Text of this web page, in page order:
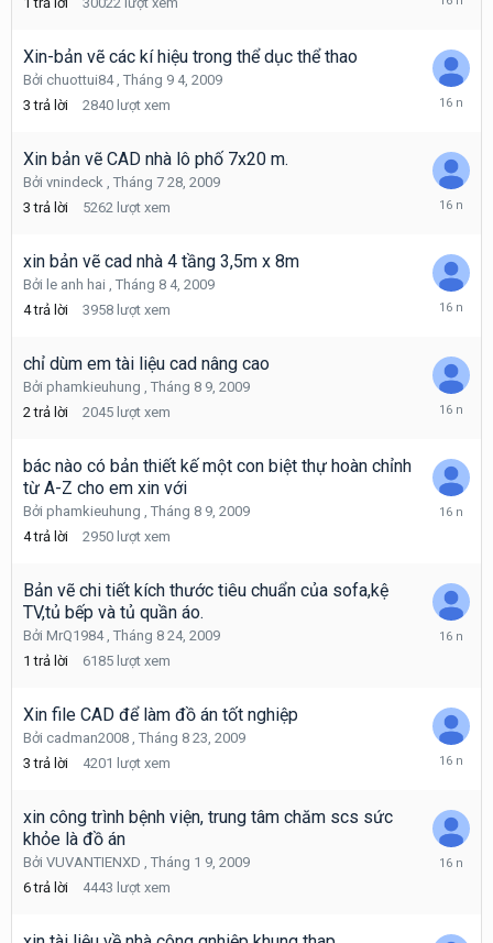
2009
Xin-bản vẽ các kí hiệu trong thể dục thể thao
Bởi chuottui84, Tháng 9 4, 2009
3 trả lời 2840 lượt xem
Tháng
2009
Xin bản vẽ CAD nhà lô phố 7x20 m.
Bởi vnindeck , Tháng 7 28, 2009
3 trả lời 5262 lượt xem
Tháng
2009
xin bản vẽ cad nhà 4 tầng 3,5m x 8m
Bởi le anh hai , Tháng 8 4, 2009
4 trả lời 3958 lượt xem
Tháng
2009
chỉ dùm em tài liệu cad nâng cao
Bởi phamkieuhung , Tháng 8 9, 2009
2 trả lời 2045 lượt xem
Tháng
2009
bác nào có bản thiết kế một con biệt thự hoàn chỉnh
từ A-Z cho em xin với
Bởi phamkieuhung , Tháng 8 9, 2009
4 trả lời 2950 lượt xem
Tháng
Bản vẽ chi tiết kích thước tiêu chuẩn của sofa,kệ
TV,tủ bếp và tủ quần áo.
Bởi MrQ1984, Tháng 8 24, 2009
1 trả lời 6185 lượt xem
Tháng
Xin file CAD để làm đồ án tốt nghiệp
Bởi cadman2008 , Tháng 8 23, 2009
3 trả lời 4201 lượt xem
Tháng
2009
xin công trình bệnh viện, trung tâm chăm scs sức
khỏe là đồ án
Bởi VUVANTIENXD , Tháng 1 9, 2009
6 trả lời 4443 lượt xem
Tháng